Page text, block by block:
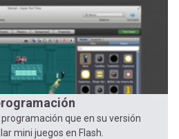
que en su versión
mini juegos en Flash.